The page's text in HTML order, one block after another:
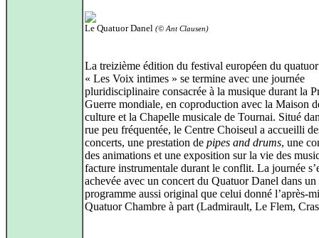
Le Quatuor Danel (© Ant Clausen)
La treizième édition du festival européen du
« Les Voix intimes » se termine avec une journée
pluridisciplinaire consacrée à la musique durant la
Guerre mondiale, en coproduction avec la Maison
culture et la Chapelle musicale de Tournai. Situé
rue peu fréquentée, le Centre Choiseul a accueilli
concerts, une prestation de pipes and drums, une
des animations et une exposition sur la vie des
facture instrumentale durant le conflit. La journée
achevée avec un concert du Quatuor Danel dans un
programme aussi original que celui donné l’après-
Quatuor Chambre à part (Ladmirault, Le Flem,